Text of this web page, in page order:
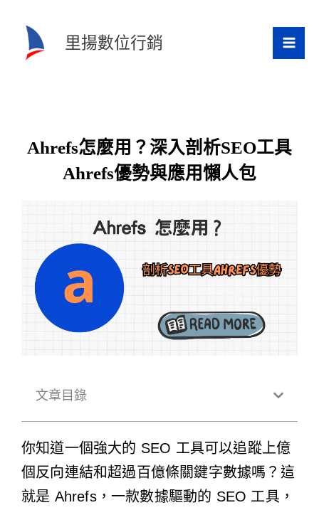
里揚數位行銷
Ahrefs怎麼用？深入剖析SEO工具
Ahrefs優勢與應用懶人包
文章目錄
你知道一個強大的 SEO 工具可以追蹤上億
個反向連結和超過百億條關鍵字數據嗎？這
就是 Ahrefs，一款數據驅動的 SEO 工具，